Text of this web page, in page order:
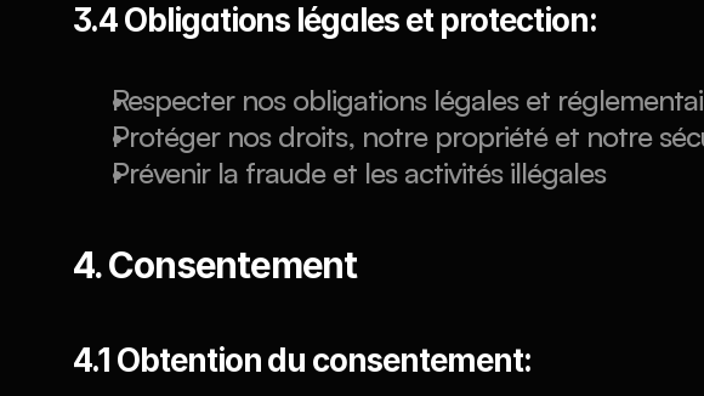
3.4 Obligations légales et protection:
Respecter nos obligations légales et
Protéger nos droits, notre propriété et notre
Prévenir la fraude et les activités illégales
4. Consentement
4.1 Obtention du consentement: